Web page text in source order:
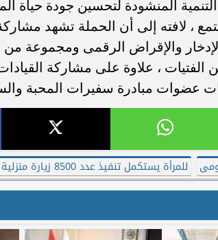
المنشودة لتحسين جودة حياة
، لافته إلى أن الحملة تشهد
والإقراض الرقمى ومجموعة من
، علاوة على مشاركة
عضوات مبادرة سفيرات المحبة
للمرأة يستكمل تنفيذ عدد 8500 زيارة منزلية ضمن حملة ”بلدى أمانة”